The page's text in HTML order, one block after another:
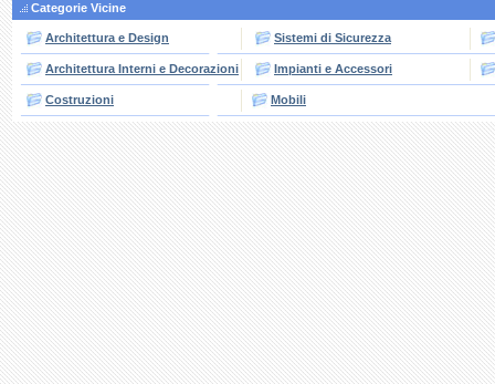
Categorie Vicine
Architettura e Design Sistemi di Sicurezza
Architettura Interni e Decorazioni Impianti e Accessori
Costruzioni Mobili